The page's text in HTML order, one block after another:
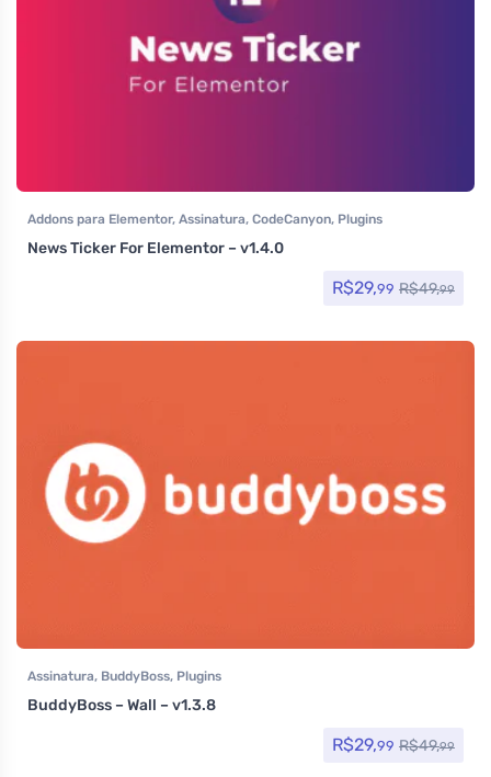
Addons para Elementor, Assinatura, CodeCanyon, Plugins
News Ticker For Elementor – v1.4.0
R$29,99 R$49,99
Assinatura, BuddyBoss, Plugins
BuddyBoss – Wall – v1.3.8
R$29,99 R$49,99